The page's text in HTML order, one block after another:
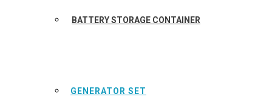
BATTERY STORAGE CONTAINER
GENERATOR SET